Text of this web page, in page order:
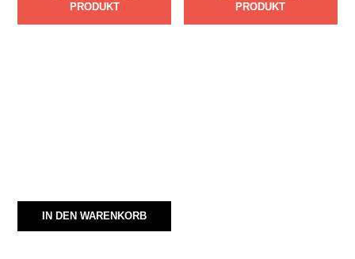
PRODUKT
PRODUKT
IN DEN WARENKORB